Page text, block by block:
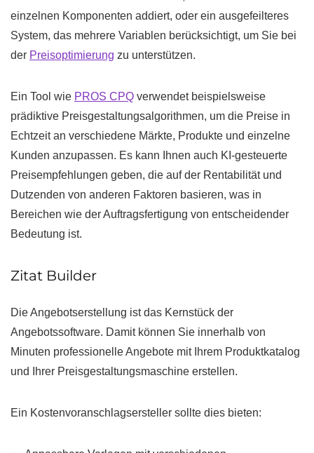
einzelnen Komponenten addiert, oder ein ausgefeilteres
System, das mehrere Variablen berücksichtigt, um Sie bei
der Preisoptimierung zu unterstützen.
Ein Tool wie PROS CPQ verwendet beispielsweise
prädiktive Preisgestaltungsalgorithmen, um die Preise in
Echtzeit an verschiedene Märkte, Produkte und einzelne
Kunden anzupassen. Es kann Ihnen auch KI-gesteuerte
Preisempfehlungen geben, die auf der Rentabilität und
Dutzenden von anderen Faktoren basieren, was in
Bereichen wie der Auftragsfertigung von entscheidender
Bedeutung ist.
Zitat Builder
Die Angebotserstellung ist das Kernstück der
Angebotssoftware. Damit können Sie innerhalb von
Minuten professionelle Angebote mit Ihrem Produktkatalog
und Ihrer Preisgestaltungsmaschine erstellen.
Ein Kostenvoranschlagsersteller sollte dies bieten: